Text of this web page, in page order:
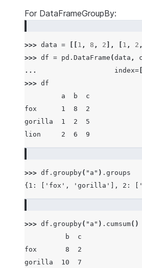
For DataFrameGroupBy:
>>> data = 1 , 8 , 2 ], 1 , 2 ,
>>> df = pd . DataFrame (data ,
...
index=
>>> df
         a  b  c
fox      1  8  2
gorilla  1  2  5
lion     2  6  9
>>> df . groupby( "a" ) . groups
{1: ['fox', 'gorilla'], 2:
>>> df . groupby( "a" ) . cumsum()
          b  c
fox       8  2
gorilla  10  7